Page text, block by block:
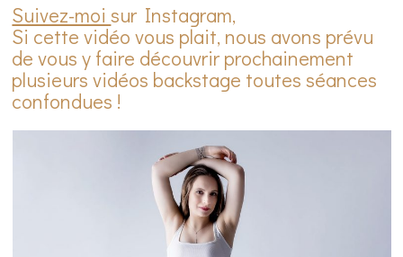
Suivez-moisur Instagram,
Si cette vidéo vous plait, nous avons prévu
de vous y faire découvrir prochainement
plusieurs vidéos backstage toutes séances
confondues !